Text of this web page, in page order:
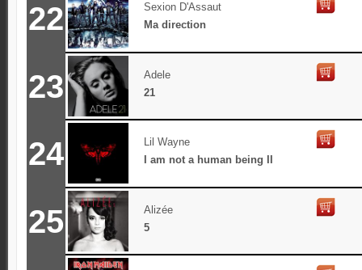
22
Sexion D'Assaut
Ma direction
23
Adele
21
24
Lil Wayne
I am not a human being II
25
Alizée
5